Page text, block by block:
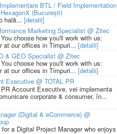
BTL / Field Implementation
(București)
hală... [detalii]
Marketing Specialist @ Zitec
choose how you'll work with us:
at our offices in Timpuri... [detalii]
& GEO Specialist @ Zitec
choose how you'll work with us:
at our offices in Timpuri... [detalii]
Executive @ TOTAL PR
Account Executive, vei implementa
corporate & consumer, în...
(Digital & eCommerce) @
a Digital Project Manager who enjoys